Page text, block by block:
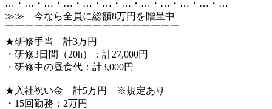
…・…・…・…・…・…・…・…・…・…・…・…
≫≫ 今なら全員に総額8万円を贈呈中
￣￣￣￣￣￣￣￣￣￣￣￣￣￣￣￣￣￣
★研修手当 計3万円
・研修3日間（20h）：計27,000円
・研修中の昼食代：計3,000円
★入社祝い金 計5万円 ※規定あり
・15回勤務：2万円